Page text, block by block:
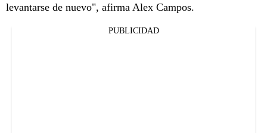
levantarse de nuevo", afirma Alex Campos.
PUBLICIDAD